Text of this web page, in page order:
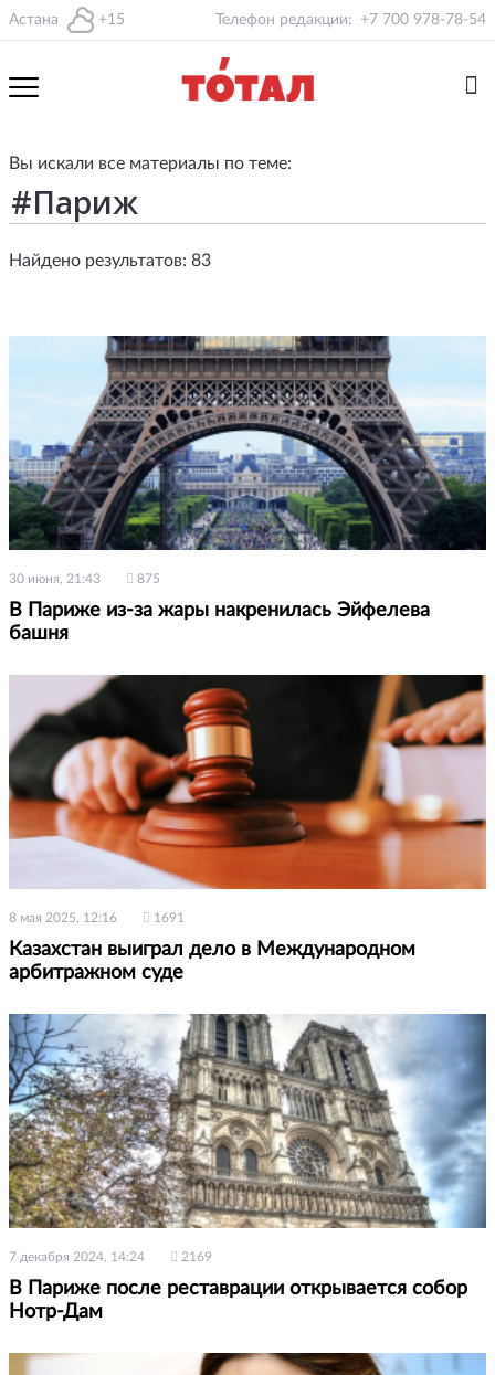
Астана +15 Телефон редакции: +7 700 978-78-54
Вы искали все материалы по теме:
Найдено результатов: 83
30 июня, 21:43 875
В Париже из-за жары накренилась Эйфелева
башня
8 мая 2025, 12:16 1691
Казахстан выиграл дело в Международном
арбитражном суде
7 декабря 2024, 14:24 2169
В Париже после реставрации открывается собор
Нотр-Дам